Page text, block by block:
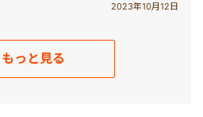
2023年10月12日
もっと見る